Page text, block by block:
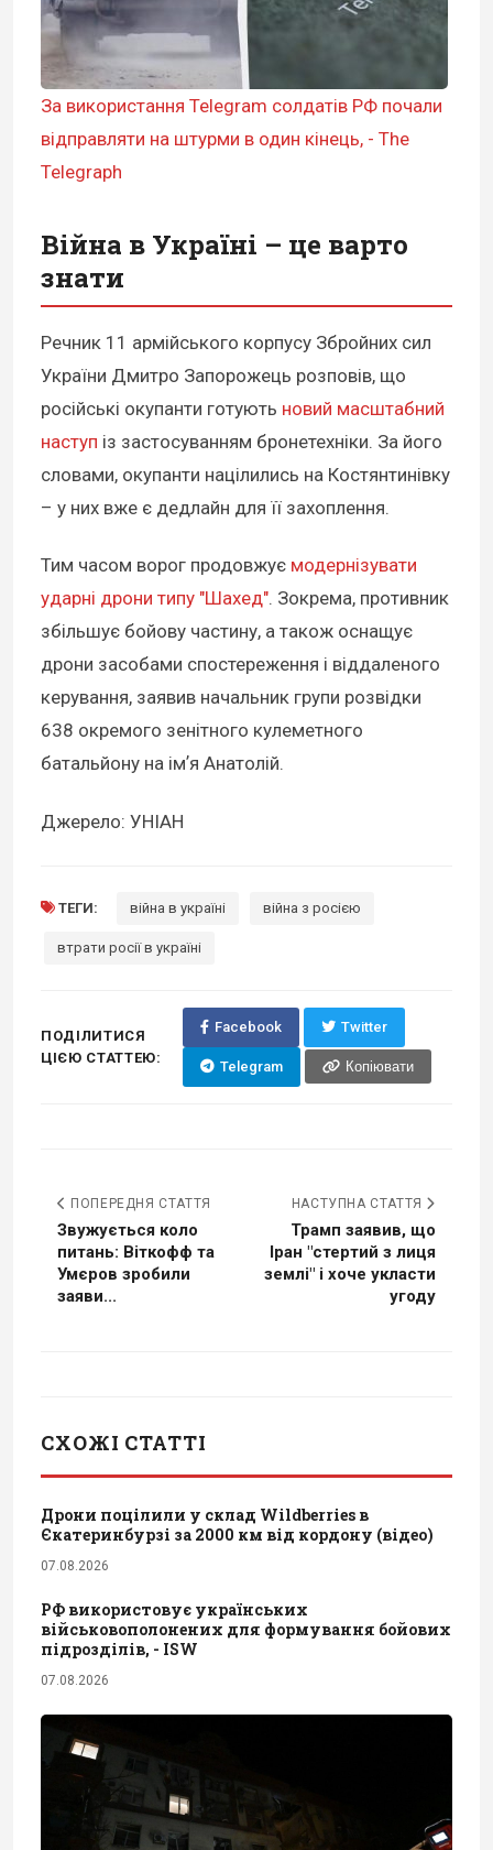
За використання Telegram солдатів РФ почали
відправляти на штурми в один кінець, - The
Telegraph
Війна в Україні – це варто
знати
Речник 11 армійського корпусу Збройних сил
України Дмитро Запорожець розповів, що
російські окупанти готують новий масштабний
наступ із застосуванням бронетехніки. За його
словами, окупанти націлились на Костянтинівку
– у них вже є дедлайн для її захоплення.
Тим часом ворог продовжує модернізувати
ударні дрони типу "Шахед". Зокрема, противник
збільшує бойову частину, а також оснащує
дрони засобами спостереження і віддаленого
керування, заявив начальник групи розвідки
638 окремого зенітного кулеметного
батальйону на імʼя Анатолій.
Джерело: УНІАН
ТЕГИ: війна в україні війна з росією
втрати росії в україні
ПОДІЛИТИСЯ
ЦІЄЮ СТАТТЕЮ:
Facebook Twitter
Telegram Копіювати
ПОПЕРЕДНЯ СТАТТЯ
Звужується коло
питань: Віткофф та
Умєров зробили
заяви...
НАСТУПНА СТАТТЯ
Трамп заявив, що
Іран "стертий з лиця
землі" і хоче укласти
угоду
СХОЖІ СТАТТІ
Дрони поцілили у склад Wildberries в
Єкатеринбурзі за 2000 км від кордону (відео)
07.08.2026
РФ використовує українських
військовополонених для формування бойових
підрозділів, - ISW
07.08.2026